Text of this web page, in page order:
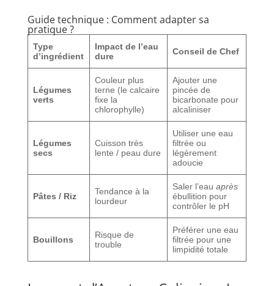
Guide technique : Comment adapter sa
pratique ?
Type
d’ingrédient
Impact de l’eau
dure
Conseil de Chef
Légumes
verts
Couleur plus
terne (le calcaire
fixe la
chlorophylle)
Ajouter une
pincée de
bicarbonate pour
alcaliniser
Légumes
secs
Cuisson très
lente / peau dure
Utiliser une eau
filtrée ou
légèrement
adoucie
Pâtes / Riz
Tendance à la
lourdeur
Saler l’eau après
ébullition pour
contrôler le pH
Bouillons
Risque de
trouble
Préférer une eau
filtrée pour une
limpidité totale